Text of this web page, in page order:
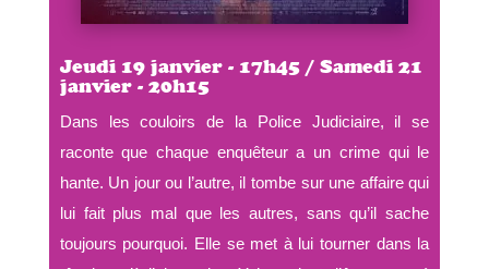
Jeudi 19 janvier - 17h45 / Samedi 21
janvier - 20h15
Dans les couloirs de la Police Judiciaire, il se
raconte que chaque enquêteur a un crime qui le
hante. Un jour ou l’autre, il tombe sur une affaire qui
lui fait plus mal que les autres, sans qu’il sache
toujours pourquoi. Elle se met à lui tourner dans la